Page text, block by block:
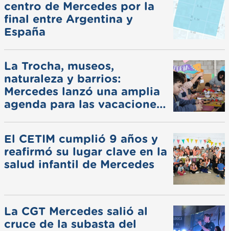
centro de Mercedes por la
final entre Argentina y
España
La Trocha, museos,
naturaleza y barrios:
Mercedes lanzó una amplia
agenda para las vacaciones
El CETIM cumplió 9 años y
reafirmó su lugar clave en la
salud infantil de Mercedes
La CGT Mercedes salió al
cruce de la subasta del